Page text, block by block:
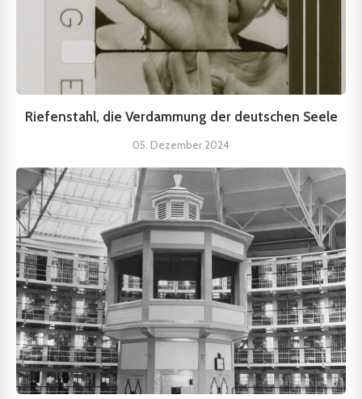
Riefenstahl, die Verdammung der deutschen Seele
05. Dezember 2024